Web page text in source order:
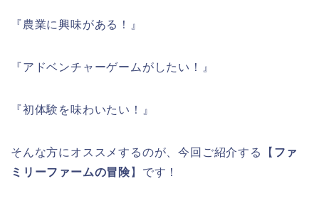
『農業に興味がある！』
『アドベンチャーゲームがしたい！』
『初体験を味わいたい！』
そんな方にオススメするのが、今回ご紹介する【 ファ
ミリーファームの冒険】です！